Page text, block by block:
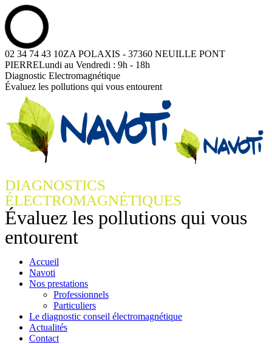
Contenu
en
pleine
largeur
02 34 74 43 10ZA POLAXIS - 37360 NEUILLE PONT
PIERRELundi au Vendredi : 9h - 18h
Facebook
page
opens
new
window
YouTube
page
opens
new
window
Diagnostic Electromagnétique
Évaluez les pollutions qui vous entourent
DIAGNOSTICS
ÉLECTROMAGNÉTIQUES
Évaluez les pollutions qui vous
entourent
Accueil
Navoti
Nos prestations
Professionnels
Particuliers
Le diagnostic conseil électromagnétique
Actualités
Contact